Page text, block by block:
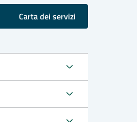
Carta dei servizi